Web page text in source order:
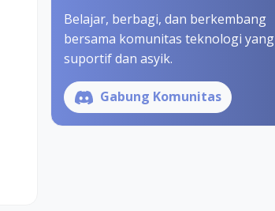
Belajar, berbagi, dan berkembang
bersama komunitas teknologi yang
suportif dan asyik.
Gabung Komunitas